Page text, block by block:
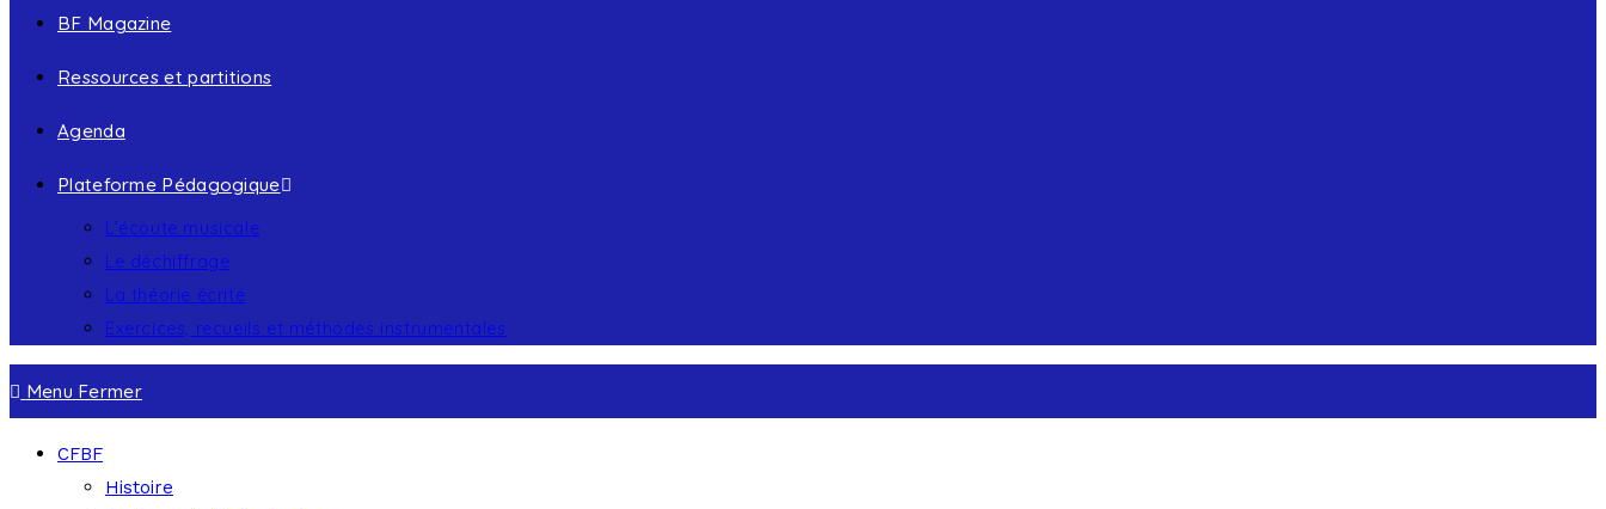
BF Magazine
Ressources et partitions
Agenda
Plateforme Pédagogique
L’écoute musicale
Le déchiffrage
La théorie écrite
Exercices, recueils et méthodes instrumentales
Menu Fermer
CFBF
Histoire